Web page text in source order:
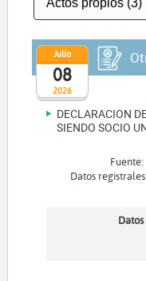
2026
Julio
08
DECLARACION
SIENDO SOCIO
Datos